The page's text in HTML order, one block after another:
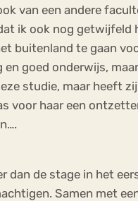
van een andere
ik ook nog
buitenland te gaan
goed onderwijs,
studie, maar heeft
voor haar een
de stage in het
Samen met